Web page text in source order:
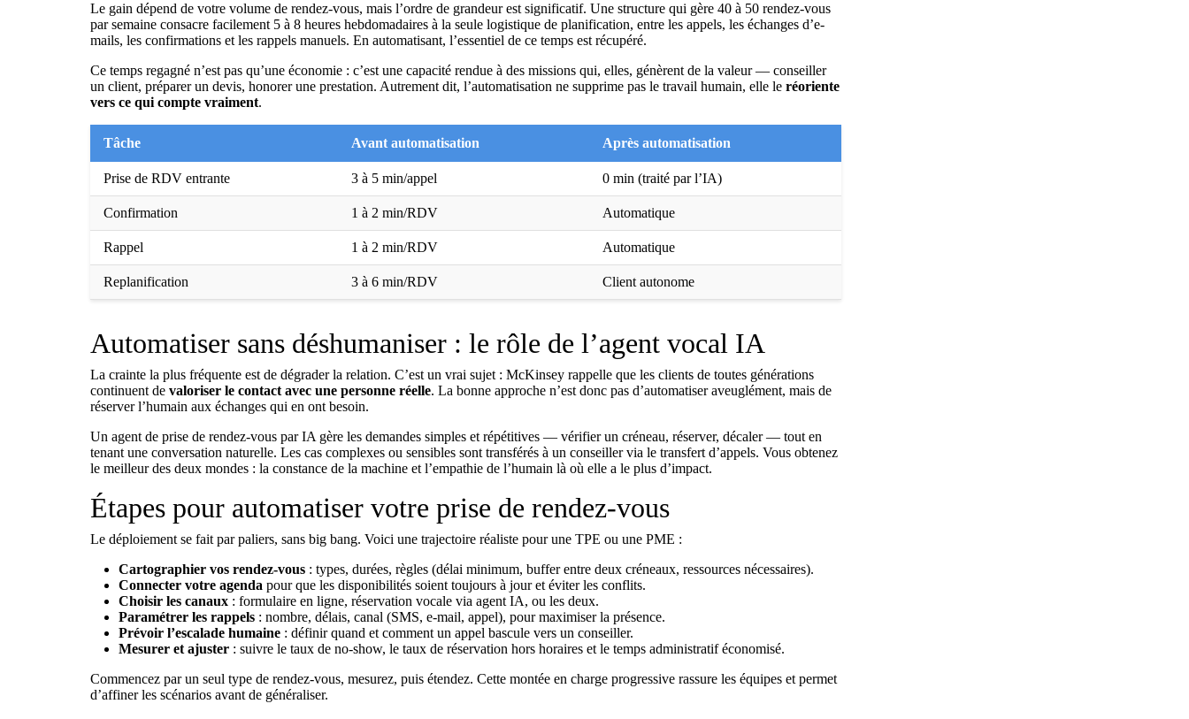
Le gain dépend de votre volume de rendez-vous, mais l’ordre de grandeur est significatif. Une structure qui gère 40 à 50 rendez-vous
par semaine consacre facilement 5 à 8 heures hebdomadaires à la seule logistique de planification, entre les appels, les échanges d’e-
mails, les confirmations et les rappels manuels. En automatisant, l’essentiel de ce temps est récupéré.
Ce temps regagné n’est pas qu’une économie : c’est une capacité rendue à des missions qui, elles, génèrent de la valeur — conseiller
un client, préparer un devis, honorer une prestation. Autrement dit, l’automatisation ne supprime pas le travail humain, elle le réoriente
vers ce qui compte vraiment.
Tâche Avant automatisation Après automatisation
Prise de RDV entrante 3 à 5 min/appel 0 min (traité par l’IA)
Confirmation 1 à 2 min/RDV Automatique
Rappel 1 à 2 min/RDV Automatique
Replanification 3 à 6 min/RDV Client autonome
Automatiser sans déshumaniser : le rôle de l’agent vocal IA
La crainte la plus fréquente est de dégrader la relation. C’est un vrai sujet : McKinsey rappelle que les clients de toutes générations
continuent de valoriser le contact avec une personne réelle. La bonne approche n’est donc pas d’automatiser aveuglément, mais de
réserver l’humain aux échanges qui en ont besoin.
Un agent de prise de rendez-vous par IA gère les demandes simples et répétitives — vérifier un créneau, réserver, décaler — tout en
tenant une conversation naturelle. Les cas complexes ou sensibles sont transférés à un conseiller via le transfert d’appels. Vous obtenez
le meilleur des deux mondes : la constance de la machine et l’empathie de l’humain là où elle a le plus d’impact.
Étapes pour automatiser votre prise de rendez-vous
Le déploiement se fait par paliers, sans big bang. Voici une trajectoire réaliste pour une TPE ou une PME :
Cartographier vos rendez-vous : types, durées, règles (délai minimum, buffer entre deux créneaux, ressources nécessaires).
Connecter votre agenda pour que les disponibilités soient toujours à jour et éviter les conflits.
Choisir les canaux : formulaire en ligne, réservation vocale via agent IA, ou les deux.
Paramétrer les rappels : nombre, délais, canal (SMS, e-mail, appel), pour maximiser la présence.
Prévoir l’escalade humaine : définir quand et comment un appel bascule vers un conseiller.
Mesurer et ajuster : suivre le taux de no-show, le taux de réservation hors horaires et le temps administratif économisé.
Commencez par un seul type de rendez-vous, mesurez, puis étendez. Cette montée en charge progressive rassure les équipes et permet
d’affiner les scénarios avant de généraliser.